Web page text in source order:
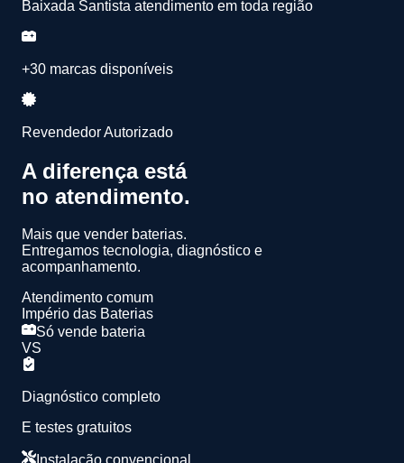
Baixada Santista atendimento em toda região
+30 marcas disponíveis
Revendedor Autorizado
A diferença está
no atendimento.
Mais que vender baterias.
Entregamos tecnologia, diagnóstico e
acompanhamento.
Atendimento comum
Império das Baterias
Só vende bateria
VS
Diagnóstico completo
E testes gratuitos